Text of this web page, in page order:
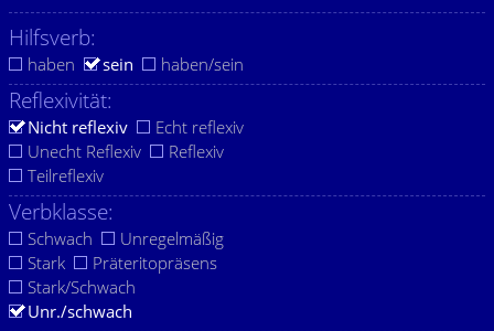
Hilfsverb:
haben sein haben/sein
Reflexivität:
Nicht reflexiv
Echt reflexiv
Unecht Reflexiv
Reflexiv
Teilreflexiv
Verbklasse:
Schwach
Unregelmäßig
Stark
Präteritopräsens
Stark/Schwach
Unr./schwach